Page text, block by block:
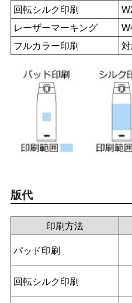
回転シルク印刷
レーザーマーキング
フルカラー印刷
版代
印刷方法
パッド印刷
回転シルク印刷